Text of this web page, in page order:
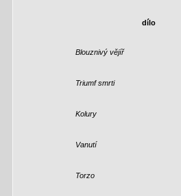
dílo
Blouznivý vějíř
Triumf smrti
Kolury
Vanutí
Torzo